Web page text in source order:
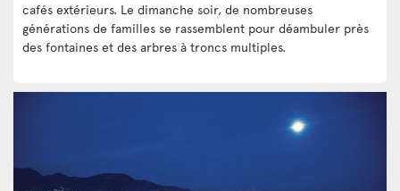
cafés extérieurs. Le dimanche soir, de nombreuses
générations de familles se rassemblent pour déambuler près
des fontaines et des arbres à troncs multiples.